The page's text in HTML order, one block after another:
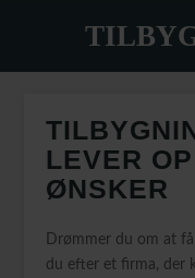
LEVER
ØNSKER
Drømmer du om at
du efter et firma, der